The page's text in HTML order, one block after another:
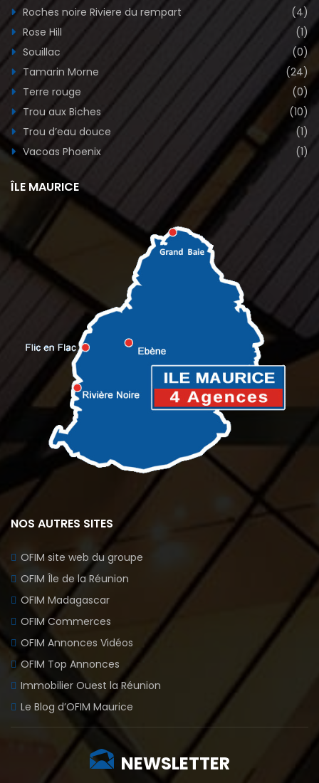
Roches noire Riviere du rempart
(4)
Rose Hill
(1)
Souillac
(0)
Tamarin Morne
(24)
Terre rouge
(0)
Trou aux Biches
(10)
Trou d’eau douce
(1)
Vacoas Phoenix
(1)
ÎLE MAURICE
NOS AUTRES SITES
OFIM site web du groupe
OFIM Île de la Réunion
OFIM Madagascar
OFIM Commerces
OFIM Annonces Vidéos
OFIM Top Annonces
Immobilier Ouest la Réunion
Le Blog d’OFIM Maurice
NEWSLETTER